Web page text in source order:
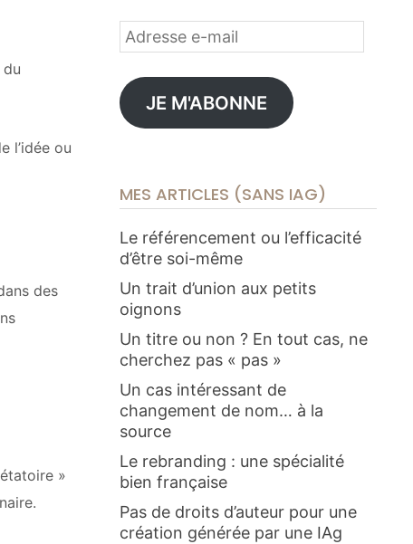
l’idée ou
des
»
Adresse
e-
JE M'ABONNE
MES ARTICLES (SANS IAG)
Le référencement ou l’efficacité
d’être soi-même
Un trait d’union aux petits
oignons
Un titre ou non ? En tout cas, ne
cherchez pas « pas »
Un cas intéressant de
changement de nom… à la
source
Le rebranding : une spécialité
bien française
Pas de droits d’auteur pour une
création générée par une IAg